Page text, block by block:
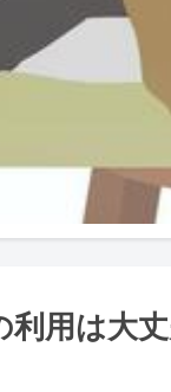
用は大